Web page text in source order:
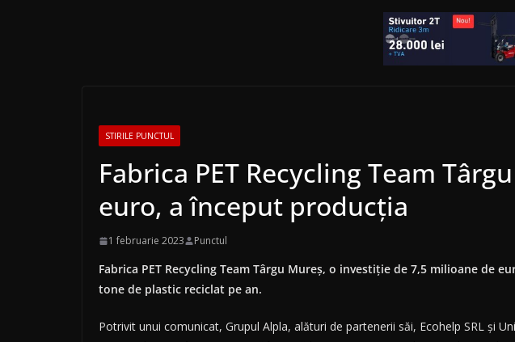
STIRILE PUNCTUL
Fabrica PET Recycling Team
euro, a început producţia
1 februarie 2023 Punctul
Fabrica PET Recycling Team Târgu Mureş, o investiţie de 7,5 milioane
tone de plastic reciclat pe an.
Potrivit unui comunicat, Grupul Alpla, alături de partenerii săi, Ecohelp SRL şi